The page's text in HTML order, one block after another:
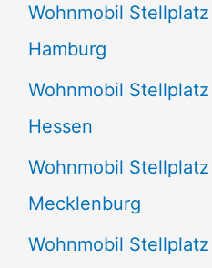
Wohnmobil
Hamburg
Wohnmobil
Hessen
Wohnmobil
Mecklenburg
Wohnmobil